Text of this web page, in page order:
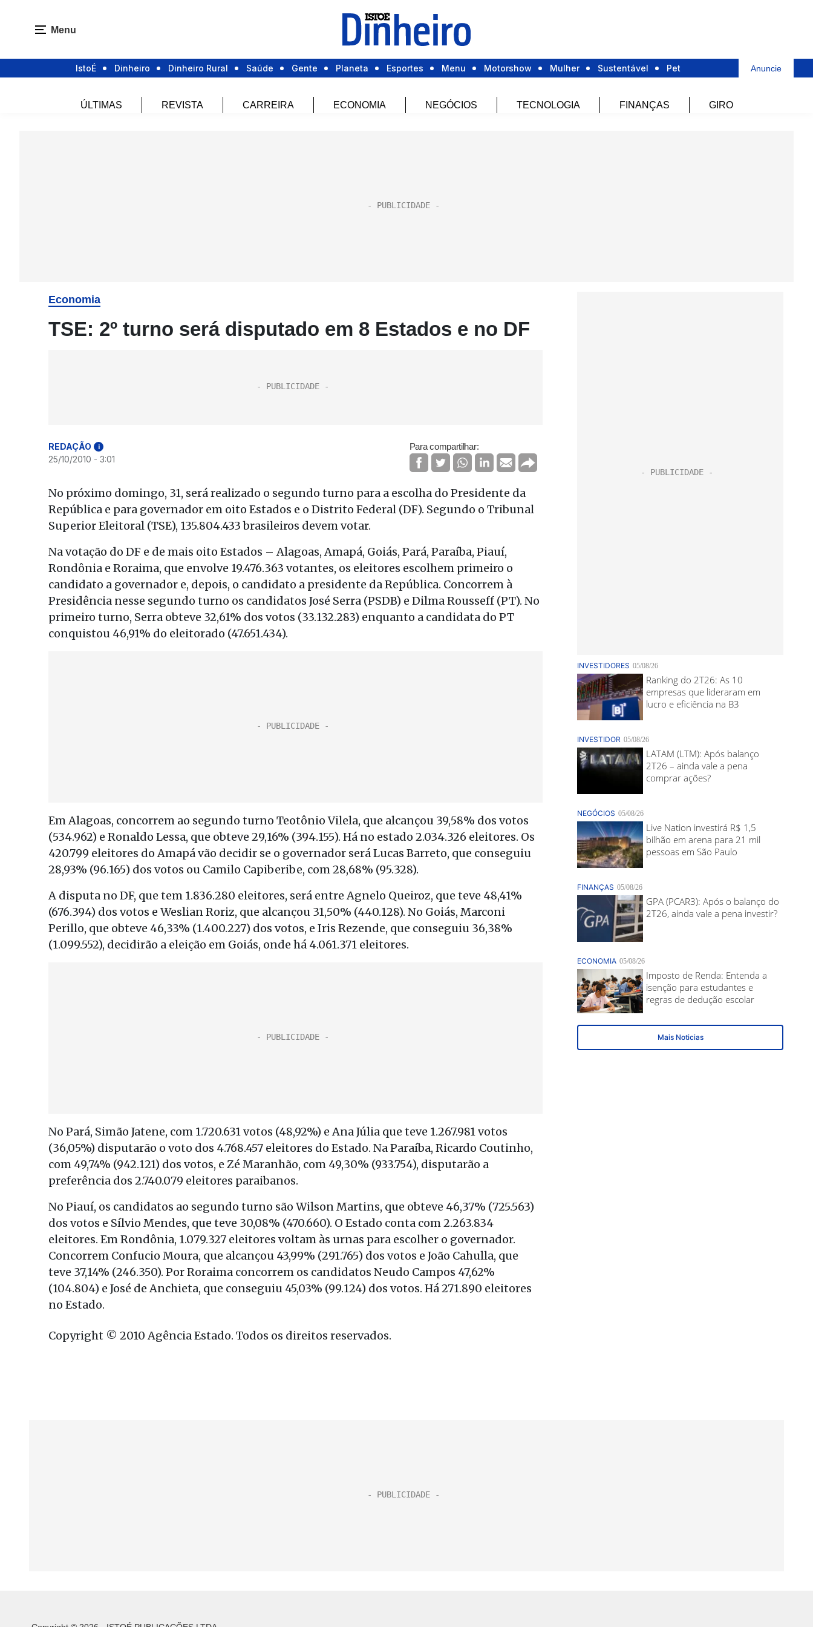
Menu
IstoÉ Dinheiro Dinheiro Rural Saúde Gente Planeta Esportes Menu Motorshow Mulher Sustentável Pet Anuncie
ÚLTIMAS REVISTA CARREIRA ECONOMIA NEGÓCIOS TECNOLOGIA FINANÇAS GIRO
Economia
TSE: 2º turno será disputado em 8 Estados e no DF
REDAÇÃO i
25/10/2010 - 3:01
Para compartilhar:
No próximo domingo, 31, será realizado o segundo turno para a escolha do Presidente da
República e para governador em oito Estados e o Distrito Federal (DF). Segundo o Tribunal
Superior Eleitoral (TSE), 135.804.433 brasileiros devem votar.
Na votação do DF e de mais oito Estados – Alagoas, Amapá, Goiás, Pará, Paraíba, Piauí,
Rondônia e Roraima, que envolve 19.476.363 votantes, os eleitores escolhem primeiro o
candidato a governador e, depois, o candidato a presidente da República. Concorrem à
Presidência nesse segundo turno os candidatos José Serra (PSDB) e Dilma Rousseff (PT). No
primeiro turno, Serra obteve 32,61% dos votos (33.132.283) enquanto a candidata do PT
conquistou 46,91% do eleitorado (47.651.434).
Em Alagoas, concorrem ao segundo turno Teotônio Vilela, que alcançou 39,58% dos votos
(534.962) e Ronaldo Lessa, que obteve 29,16% (394.155). Há no estado 2.034.326 eleitores. Os
420.799 eleitores do Amapá vão decidir se o governador será Lucas Barreto, que conseguiu
28,93% (96.165) dos votos ou Camilo Capiberibe, com 28,68% (95.328).
A disputa no DF, que tem 1.836.280 eleitores, será entre Agnelo Queiroz, que teve 48,41%
(676.394) dos votos e Weslian Roriz, que alcançou 31,50% (440.128). No Goiás, Marconi
Perillo, que obteve 46,33% (1.400.227) dos votos, e Iris Rezende, que conseguiu 36,38%
(1.099.552), decidirão a eleição em Goiás, onde há 4.061.371 eleitores.
No Pará, Simão Jatene, com 1.720.631 votos (48,92%) e Ana Júlia que teve 1.267.981 votos
(36,05%) disputarão o voto dos 4.768.457 eleitores do Estado. Na Paraíba, Ricardo Coutinho,
com 49,74% (942.121) dos votos, e Zé Maranhão, com 49,30% (933.754), disputarão a
preferência dos 2.740.079 eleitores paraibanos.
No Piauí, os candidatos ao segundo turno são Wilson Martins, que obteve 46,37% (725.563)
dos votos e Sílvio Mendes, que teve 30,08% (470.660). O Estado conta com 2.263.834
eleitores. Em Rondônia, 1.079.327 eleitores voltam às urnas para escolher o governador.
Concorrem Confucio Moura, que alcançou 43,99% (291.765) dos votos e João Cahulla, que
teve 37,14% (246.350). Por Roraima concorrem os candidatos Neudo Campos 47,62%
(104.804) e José de Anchieta, que conseguiu 45,03% (99.124) dos votos. Há 271.890 eleitores
no Estado.
Copyright © 2010 Agência Estado. Todos os direitos reservados.